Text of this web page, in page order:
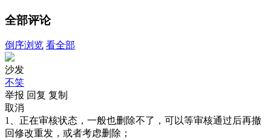
全部评论
倒序浏览 看全部
沙发
不笑
举报 回复 复制
取消
1、正在审核状态，一般也删除不了，可以等审核通过后再撤
回修改重发，或者考虑删除；